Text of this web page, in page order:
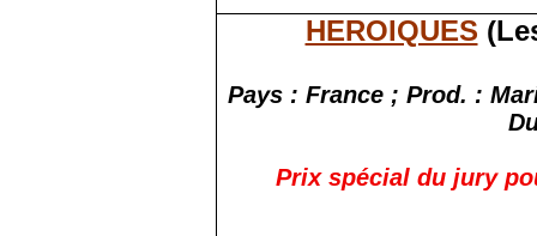
HEROIQUES
Pays : France ; Prod. :
Prix spécial du jury